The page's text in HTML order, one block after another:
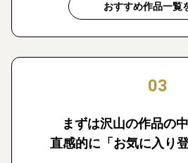
おすすめ作品一覧
03
まずは沢山の作品の
直感的に「お気に入り